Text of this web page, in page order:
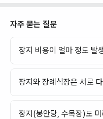
자주 묻는 질문
장지 비용이 얼마 정도 발
장지와 장례식장은 서로
장지(봉안당, 수목장)도